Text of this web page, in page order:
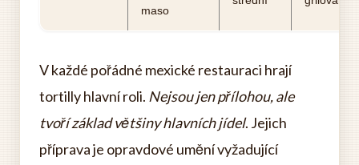
maso
V každé pořádné mexické restauraci hrají
tortilly hlavní roli. Nejsou jen přílohou, ale
tvoří základ většiny hlavních jídel. Jejich
příprava je opravdové umění vyžadující